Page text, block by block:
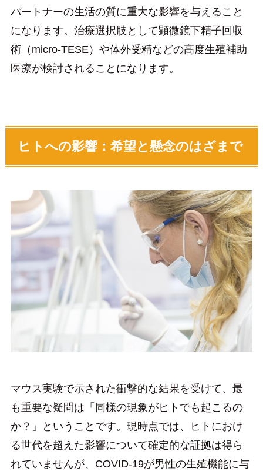
パートナーの生活の質に重大な影響を与えること
になります。治療選択肢として顕微鏡下精子回収
術（micro-TESE）や体外受精などの高度生殖補助
医療が検討されることになります。
ヒトへの影響：希望と懸念のはざまで
マウス実験で示された衝撃的な結果を受けて、最
も重要な疑問は「同様の現象がヒトでも起こるの
か？」ということです。現時点では、ヒトにおけ
る世代を超えた影響について確定的な証拠は得ら
れていませんが、COVID-19が男性の生殖機能に与